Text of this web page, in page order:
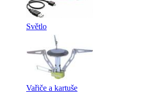
Světlo
Vařiče a kartuše